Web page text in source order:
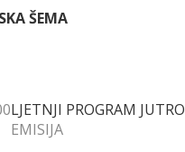
ŠEMA
LJETNJI PROGRAM JUTRO
EMISIJA